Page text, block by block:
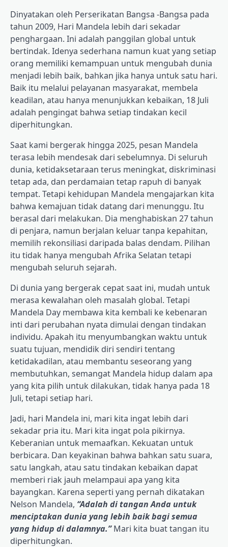
Dinyatakan oleh Perserikatan Bangsa -Bangsa pada
tahun 2009, Hari Mandela lebih dari sekadar
penghargaan. Ini adalah panggilan global untuk
bertindak. Idenya sederhana namun kuat yang setiap
orang memiliki kemampuan untuk mengubah dunia
menjadi lebih baik, bahkan jika hanya untuk satu hari.
Baik itu melalui pelayanan masyarakat, membela
keadilan, atau hanya menunjukkan kebaikan, 18 Juli
adalah pengingat bahwa setiap tindakan kecil
diperhitungkan.
Saat kami bergerak hingga 2025, pesan Mandela
terasa lebih mendesak dari sebelumnya. Di seluruh
dunia, ketidaksetaraan terus meningkat, diskriminasi
tetap ada, dan perdamaian tetap rapuh di banyak
tempat. Tetapi kehidupan Mandela mengajarkan kita
bahwa kemajuan tidak datang dari menunggu. Itu
berasal dari melakukan. Dia menghabiskan 27 tahun
di penjara, namun berjalan keluar tanpa kepahitan,
memilih rekonsiliasi daripada balas dendam. Pilihan
itu tidak hanya mengubah Afrika Selatan tetapi
mengubah seluruh sejarah.
Di dunia yang bergerak cepat saat ini, mudah untuk
merasa kewalahan oleh masalah global. Tetapi
Mandela Day membawa kita kembali ke kebenaran
inti dari perubahan nyata dimulai dengan tindakan
individu. Apakah itu menyumbangkan waktu untuk
suatu tujuan, mendidik diri sendiri tentang
ketidakadilan, atau membantu seseorang yang
membutuhkan, semangat Mandela hidup dalam apa
yang kita pilih untuk dilakukan, tidak hanya pada 18
Juli, tetapi setiap hari.
Jadi, hari Mandela ini, mari kita ingat lebih dari
sekadar pria itu. Mari kita ingat pola pikirnya.
Keberanian untuk memaafkan. Kekuatan untuk
berbicara. Dan keyakinan bahwa bahkan satu suara,
satu langkah, atau satu tindakan kebaikan dapat
memberi riak jauh melampaui apa yang kita
bayangkan. Karena seperti yang pernah dikatakan
Nelson Mandela, “Adalah di tangan Anda untuk
menciptakan dunia yang lebih baik bagi semua
yang hidup di dalamnya.”Mari kita buat tangan itu
diperhitungkan.